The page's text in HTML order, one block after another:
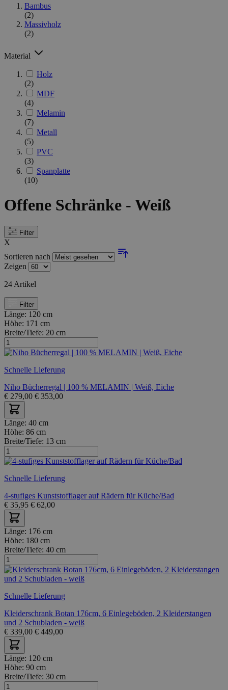
Bambus
(2)
Massivholz
(2)
Material
Holz
(2)
MDF
(4)
Melamin
(7)
Metall
(5)
PVC
(3)
Spanplatte
(10)
Offene Schränke - Weiß
Filter
X
Sortieren nach
Zeigen
24 Artikel
Filter
Länge: 120 cm
Höhe: 171 cm
Breite/Tiefe: 20 cm
Schnelle Lieferung
Niho Bücherregal | 100 % MELAMIN | Weiß, Eiche
€ 279,00 € 353,00
Länge: 40 cm
Höhe: 86 cm
Breite/Tiefe: 13 cm
Schnelle Lieferung
4-stufiges Kunststofflager auf Rädern für Küche/Bad
€ 35,95 € 62,00
Länge: 176 cm
Höhe: 180 cm
Breite/Tiefe: 40 cm
Schnelle Lieferung
Kleiderschrank Botan 176cm, 6 Einlegeböden, 2 Kleiderstangen
und 2 Schubladen - weiß
€ 339,00 € 449,00
Länge: 120 cm
Höhe: 90 cm
Breite/Tiefe: 30 cm